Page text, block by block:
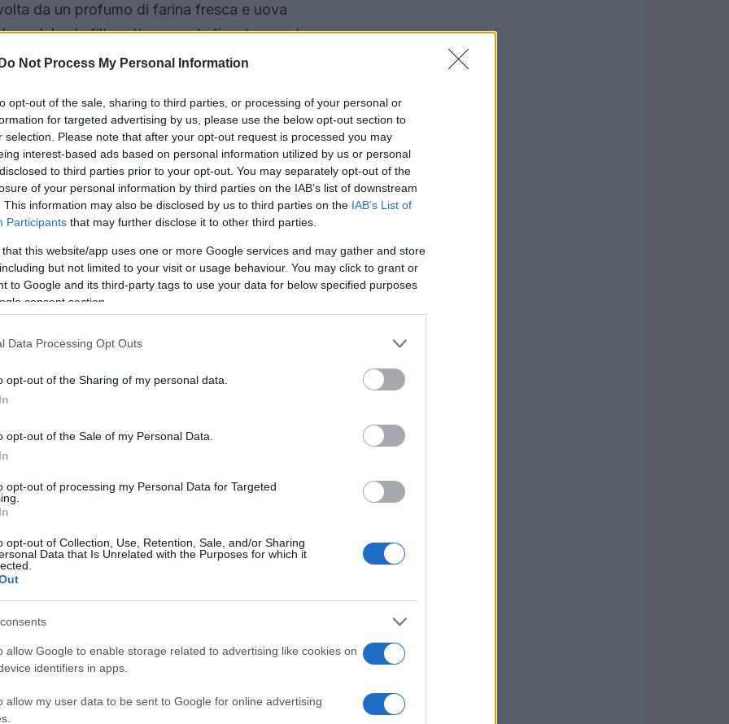
Do Not Process My Personal Information
opt-out of the sale, sharing to third parties, or processing of your personal or
for targeted advertising by us, please use the below opt-out section to
selection. Please note that after your opt-out request is processed you may
interest-based ads based on personal information utilized by us or personal
to third parties prior to your opt-out. You may separately opt-out of the
of your personal information by third parties on the IAB’s list of downstream
This information may also be disclosed by us to third parties on the IAB’s List of
Participants that may further disclose it to other third parties.
that this website/app uses one or more Google services and may gather and store
but not limited to your visit or usage behaviour. You may click to grant or
to Google and its third-party tags to use your data for below specified purposes
consent section.
Data Processing Opt Outs
opt-out of the Sharing of my personal data.
opt-out of the Sale of my Personal Data.
opt-out of processing my Personal Data for Targeted
opt-out of Collection, Use, Retention, Sale, and/or Sharing
Data that Is Unrelated with the Purposes for which it
allow Google to enable storage related to advertising like cookies on
identifiers in apps.
allow my user data to be sent to Google for online advertising
da un profumo di farina fresca e uova
del sole filtra attraverso la finestra mentre
sul tavolo di legno.Il palato non mente
una consistenza che rendono ogni piatto
fa, con origini che si intrecciano tra le culture
della pasta rappresenta un rito, una
di generazione in generazione.
scelta degli ingredienti e nella tecnica.
È essenziale impastare fino a ottenere una